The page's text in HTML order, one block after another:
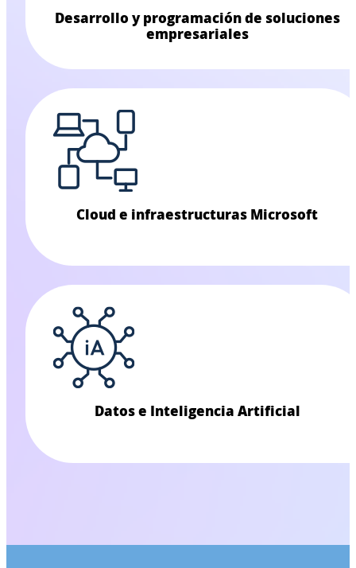
Desarrollo y programación de soluciones
empresariales
Cloud e infraestructuras Microsoft
Datos e Inteligencia Artificial